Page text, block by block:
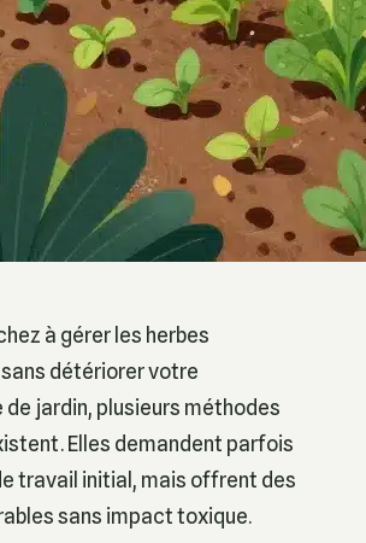
à gérer les herbes
détériorer votre
jardin, plusieurs méthodes
Elles demandent parfois
travail initial, mais offrent des
sans impact toxique.